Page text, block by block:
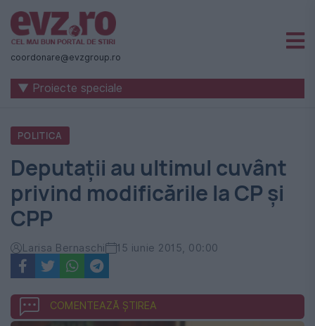
Știri
naționale
internaționale
România
-
Evenimentul
Zilei
coordonare@evzgroup.ro
▼ Proiecte speciale
POLITICA
Deputații au ultimul cuvânt
privind modificările la CP și
CPP
Larisa Bernaschi 15 iunie 2015, 00:00
COMENTEAZĂ ȘTIREA